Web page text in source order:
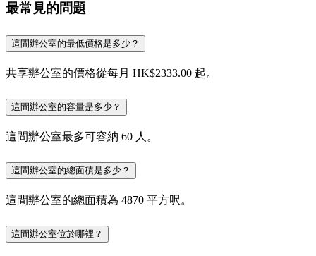
最常見的問題
這間辦公室的最低價格是多少？
共享辦公室的價格從每月 HK$2333.00 起。
這間辦公室的容量是多少？
這間辦公室最多可容納 60 人。
這間辦公室的總面積是多少？
這間辦公室的總面積為 4870 平方呎。
這間辦公室位於哪裡？